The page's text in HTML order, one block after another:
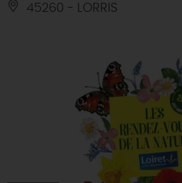
45260 - LORRIS